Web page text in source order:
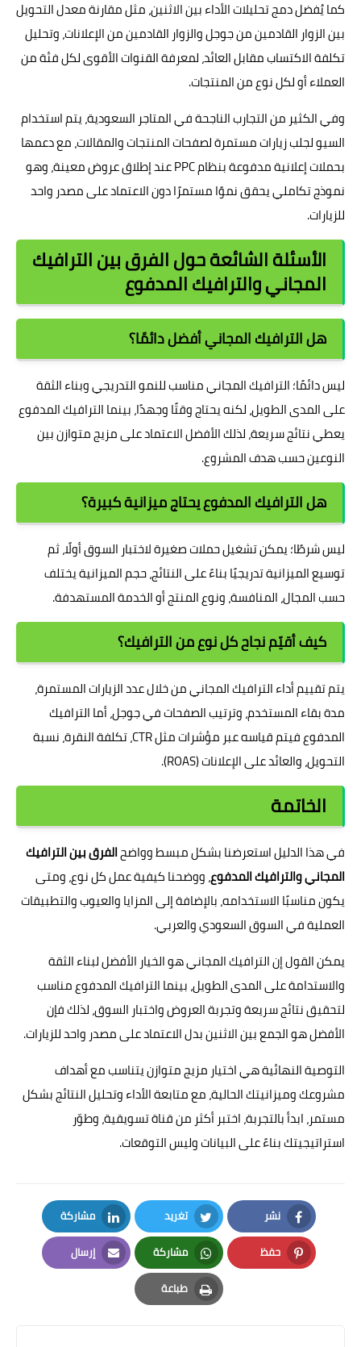
كما يُفضل دمج تحليلات الأداء بين الاثنين، مثل مقارنة معدل التحويل
بين الزوار القادمين من جوجل والزوار القادمين من الإعلانات، وتحليل
تكلفة الاكتساب مقابل العائد، لمعرفة القنوات الأقوى لكل فئة من
العملاء أو لكل نوع من المنتجات.
وفي الكثير من التجارب الناجحة في المتاجر السعودية، يتم استخدام
السيو لجلب زيارات مستمرة لصفحات المنتجات والمقالات، مع دعمها
بحملات إعلانية مدفوعة بنظام PPC عند إطلاق عروض معينة، وهو
نموذج تكاملي يحقق نموًا مستمرًا دون الاعتماد على مصدر واحد
للزيارات.
الأسئلة الشائعة حول الفرق بين الترافيك
المجاني والترافيك المدفوع
هل الترافيك المجاني أفضل دائمًا؟
ليس دائمًا؛ الترافيك المجاني مناسب للنمو التدريجي وبناء الثقة
على المدى الطويل، لكنه يحتاج وقتًا وجهدًا، بينما الترافيك المدفوع
يعطي نتائج سريعة، لذلك الأفضل الاعتماد على مزيج متوازن بين
النوعين حسب هدف المشروع.
هل الترافيك المدفوع يحتاج ميزانية كبيرة؟
ليس شرطًا؛ يمكن تشغيل حملات صغيرة لاختبار السوق أولًا، ثم
توسيع الميزانية تدريجيًا بناءً على النتائج، حجم الميزانية يختلف
حسب المجال، المنافسة، ونوع المنتج أو الخدمة المستهدفة.
كيف أقيّم نجاح كل نوع من الترافيك؟
يتم تقييم أداء الترافيك المجاني من خلال عدد الزيارات المستمرة،
مدة بقاء المستخدم، وترتيب الصفحات في جوجل، أما الترافيك
المدفوع فيتم قياسه عبر مؤشرات مثل CTR، تكلفة النقرة، نسبة
التحويل، والعائد على الإعلانات (ROAS).
الخاتمة
في هذا الدليل استعرضنا بشكل مبسط وواضحالفرق بين الترافيك
المجاني والترافيك المدفوع، ووضحنا كيفية عمل كل نوع، ومتى
يكون مناسبًا الاستخدامه، بالإضافة إلى المزايا والعيوب والتطبيقات
العملية في السوق السعودي والعربي.
يمكن القول إن الترافيك المجاني هو الخيار الأفضل لبناء الثقة
والاستدامة على المدى الطويل، بينما الترافيك المدفوع مناسب
لتحقيق نتائج سريعة وتجربة العروض واختبار السوق، لذلك فإن
الأفضل هو الجمع بين الاثنين بدل الاعتماد على مصدر واحد للزيارات.
التوصية النهائية هي اختيار مزيج متوازن يتناسب مع أهداف
مشروعك وميزانيتك الحالية، مع متابعة الأداء وتحليل النتائج بشكل
مستمر، ابدأ بالتجربة، اختبر أكثر من قناة تسويقية، وطوّر
استراتيجيتك بناءً على البيانات وليس التوقعات.
نشر
Facebook
تغريد
Twitter
مشاركة
LinkedIn
حفظ
Pinterest
مشاركة
Whatsapp
إرسال
Email
طباعة
Print